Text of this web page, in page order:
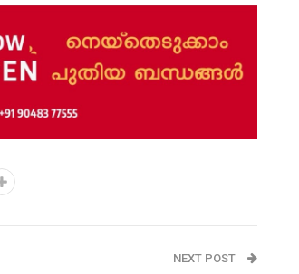
NEXT POST